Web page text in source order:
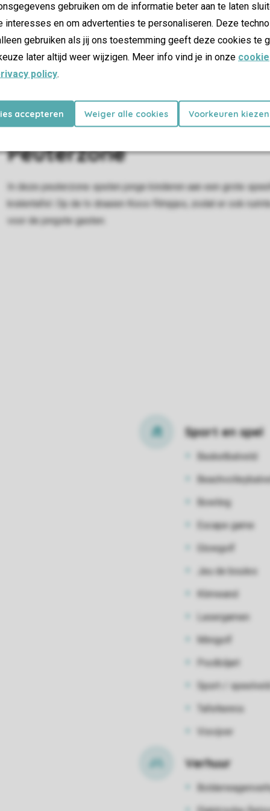
gebruiken om de informatie beter aan te laten
interesses en om advertenties te personaliseren. Deze
gebruiken als jij ons toestemming geeft deze cookies te
later altijd weer wijzigen. Meer info vind je in onze cookie
policy.
accepteren Weiger alle cookies Voorkeuren kiezen
Hier speel je spelletjes, ontdek je de indoor speeltuin, vind
handboog! Een gezellige plek waar tieners samen komen
in de fashion- & giftshop voor leuke souvenirs en cadeaus.
Peuterzone
In deze peuterzone spelen jonge kinderen aan een grote
kralentafel. Op de tv draaien Koos-filmpjes, zodat er ook
voor de jongste gasten.
Sport en spel
Basketbalveld
Bowling
Escape game
Glowgolf
Jeu de boules
Klimwand
Lasergamen
Minigolf
Poolbiljart
Sport-/
Tafeltennis
Visvijver
Verhuur